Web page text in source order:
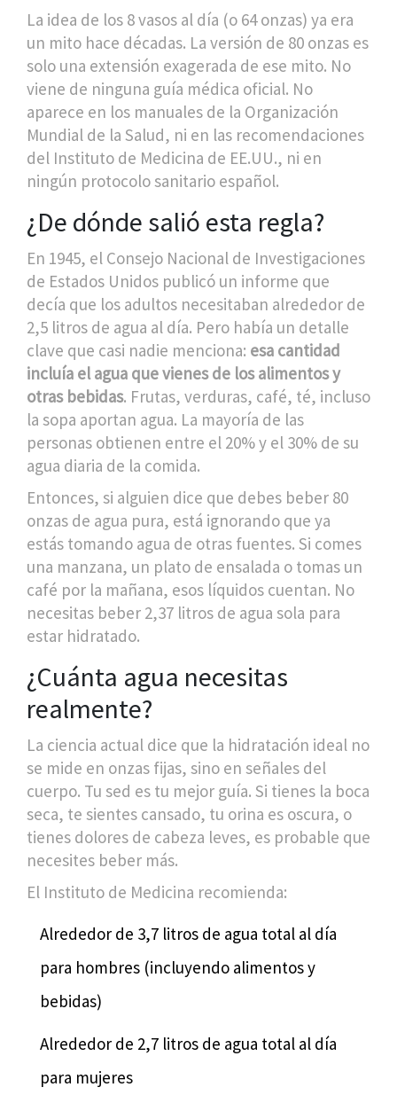
La idea de los 8 vasos al día (o 64 onzas) ya era
un mito hace décadas. La versión de 80 onzas es
solo una extensión exagerada de ese mito. No
viene de ninguna guía médica oficial. No
aparece en los manuales de la Organización
Mundial de la Salud, ni en las recomendaciones
del Instituto de Medicina de EE.UU., ni en
ningún protocolo sanitario español.
¿De dónde salió esta regla?
En 1945, el Consejo Nacional de Investigaciones
de Estados Unidos publicó un informe que
decía que los adultos necesitaban alrededor de
2,5 litros de agua al día. Pero había un detalle
clave que casi nadie menciona: esa cantidad
incluía el agua que vienes de los alimentos y
otras bebidas. Frutas, verduras, café, té, incluso
la sopa aportan agua. La mayoría de las
personas obtienen entre el 20% y el 30% de su
agua diaria de la comida.
Entonces, si alguien dice que debes beber 80
onzas de agua pura, está ignorando que ya
estás tomando agua de otras fuentes. Si comes
una manzana, un plato de ensalada o tomas un
café por la mañana, esos líquidos cuentan. No
necesitas beber 2,37 litros de agua sola para
estar hidratado.
¿Cuánta agua necesitas
realmente?
La ciencia actual dice que la hidratación ideal no
se mide en onzas fijas, sino en señales del
cuerpo. Tu sed es tu mejor guía. Si tienes la boca
seca, te sientes cansado, tu orina es oscura, o
tienes dolores de cabeza leves, es probable que
necesites beber más.
El Instituto de Medicina recomienda:
Alrededor de 3,7 litros de agua total al día
para hombres (incluyendo alimentos y
bebidas)
Alrededor de 2,7 litros de agua total al día
para mujeres